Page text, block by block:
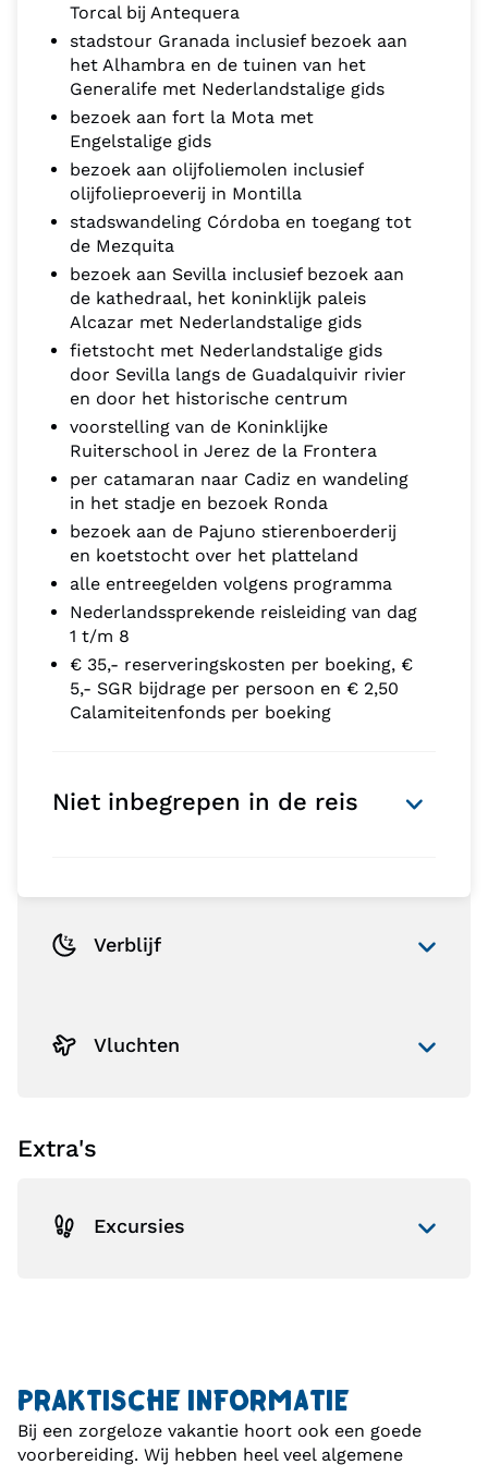
Torcal bij Antequera
stadstour Granada inclusief bezoek aan
het Alhambra en de tuinen van het
Generalife met Nederlandstalige gids
bezoek aan fort la Mota met
Engelstalige gids
bezoek aan olijfoliemolen inclusief
olijfolieproeverij in Montilla
stadswandeling Córdoba en toegang tot
de Mezquita
bezoek aan Sevilla inclusief bezoek aan
de kathedraal, het koninklijk paleis
Alcazar met Nederlandstalige gids
fietstocht met Nederlandstalige gids
door Sevilla langs de Guadalquivir rivier
en door het historische centrum
voorstelling van de Koninklijke
Ruiterschool in Jerez de la Frontera
per catamaran naar Cadiz en wandeling
in het stadje en bezoek Ronda
bezoek aan de Pajuno stierenboerderij
en koetstocht over het platteland
alle entreegelden volgens programma
Nederlandssprekende reisleiding van dag
1 t/m 8
€ 35,- reserveringskosten per boeking, €
5,- SGR bijdrage per persoon en € 2,50
Calamiteitenfonds per boeking
Niet inbegrepen in de reis
Verblijf
Vluchten
Extra's
Excursies
PRAKTISCHE INFORMATIE
Bij een zorgeloze vakantie hoort ook een goede
voorbereiding. Wij hebben heel veel algemene